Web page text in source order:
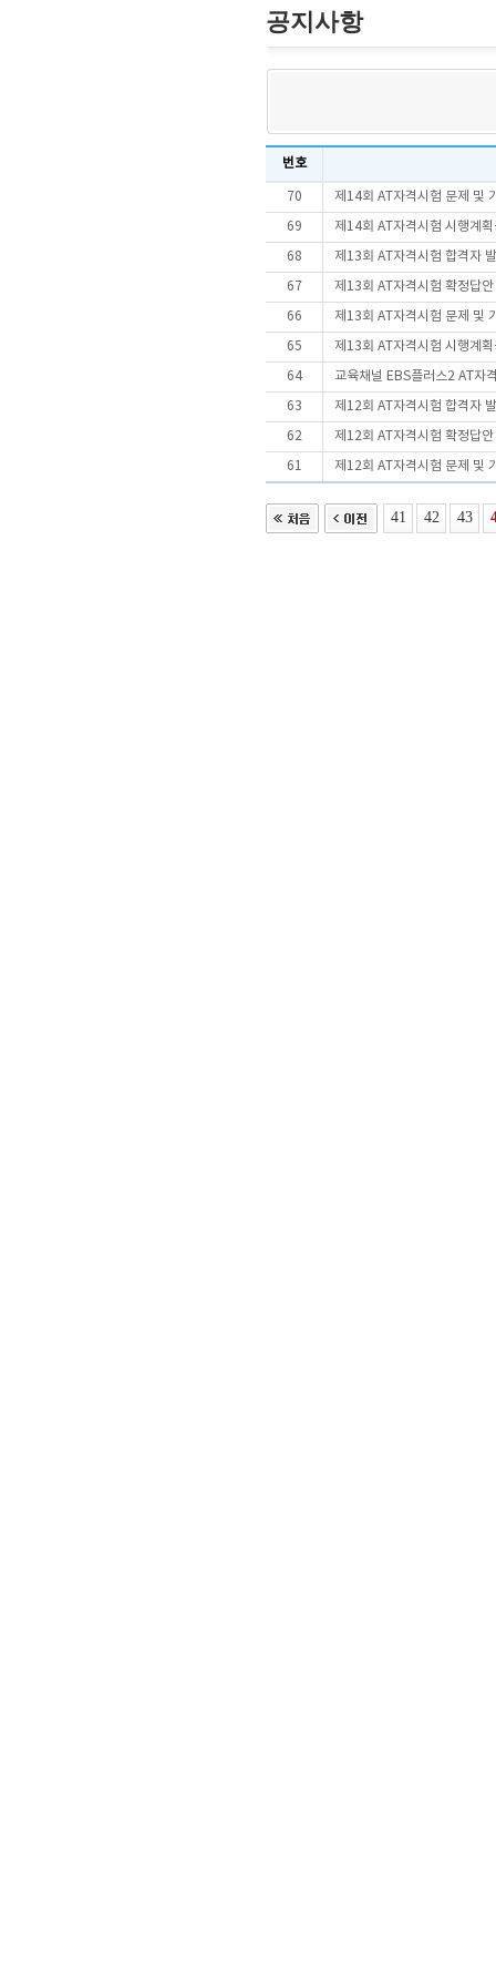
공지사항
번호
70 제14회 AT자격시험 문제 및
69 제14회 AT자격시험 시행계
68 제13회 AT자격시험 합격자
67 제13회 AT자격시험 확정답
66 제13회 AT자격시험 문제 및
65 제13회 AT자격시험 시행계
64 교육채널 EBS플러스2 AT자
63 제12회 AT자격시험 합격자
62 제12회 AT자격시험 확정답
61 제12회 AT자격시험 문제 및
41 42 43